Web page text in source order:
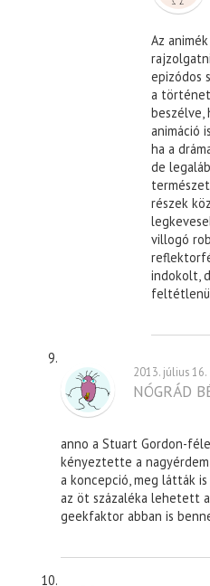
Az
epizódos
a
beszélve,
animáció
ha a
de
részek
villogó
indokolt,
2013. július 16.
NÓGRÁD
anno a Stuart Gordon-
kényeztette a
a koncepció, meg látták
az öt százaléka lehetett
geekfaktor abban is